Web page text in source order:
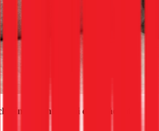
của chúng tôi đảm bảo sofa